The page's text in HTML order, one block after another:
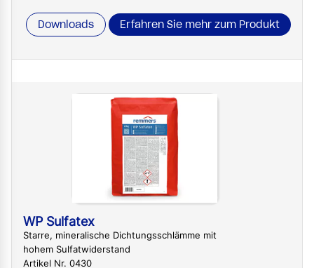
Downloads Erfahren Sie mehr zum Produkt
WP Sulfatex
Starre, mineralische Dichtungsschlämme mit
hohem Sulfatwiderstand
Artikel Nr. 0430